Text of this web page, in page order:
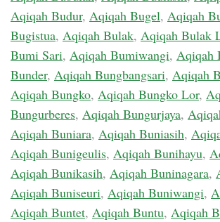
Aqiqah Budur, Aqiqah Bugel, Aqiqah
Bugistua, Aqiqah Bulak, Aqiqah Bulak
Bumi Sari, Aqiqah Bumiwangi, Aqiqah
Bunder, Aqiqah Bungbangsari, Aqiqah
Aqiqah Bungko, Aqiqah Bungko Lor,
Bungurberes, Aqiqah Bungurjaya,
Aqiqah Buniara, Aqiqah Buniasih,
Aqiqah Bunigeulis, Aqiqah Bunihayu,
Aqiqah Bunikasih, Aqiqah Buninagara,
Aqiqah Buniseuri, Aqiqah Buniwangi,
Aqiqah Buntet, Aqiqah Buntu, Aqiqah